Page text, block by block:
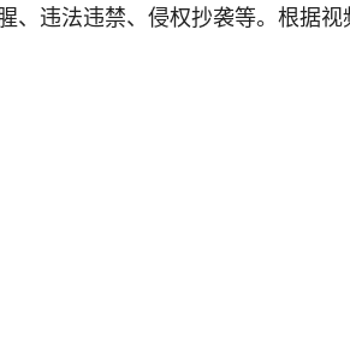
违法违禁、侵权抄袭等。根据